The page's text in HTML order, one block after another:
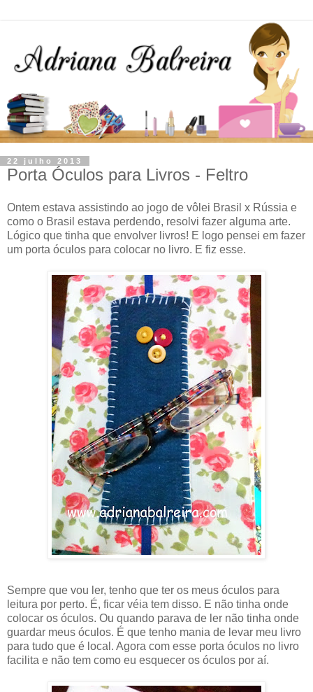
22 julho 2013
Porta Óculos para Livros - Feltro
Ontem estava assistindo ao jogo de vôlei Brasil x Rússia e
como o Brasil estava perdendo, resolvi fazer alguma arte.
Lógico que tinha que envolver livros! E logo pensei em fazer
um porta óculos para colocar no livro. E fiz esse.
Sempre que vou ler, tenho que ter os meus óculos para
leitura por perto. É, ficar véia tem disso. E não tinha onde
colocar os óculos. Ou quando parava de ler não tinha onde
guardar meus óculos. É que tenho mania de levar meu livro
para tudo que é local. Agora com esse porta óculos no livro
facilita e não tem como eu esquecer os óculos por aí.